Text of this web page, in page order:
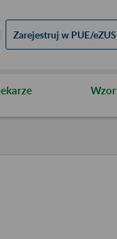
Zarejestruj w PUE/eZUS